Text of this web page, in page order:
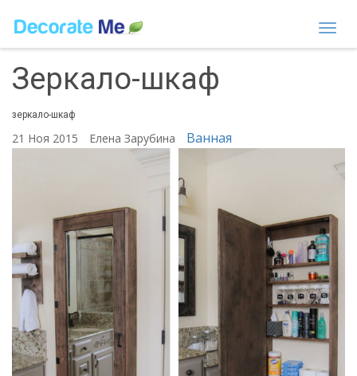
Зеркало-шкаф
зеркало-шкаф
21 Ноя 2015 Елена Зарубина Ванная